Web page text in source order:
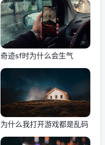
奇迹sf时为什么会生气
为什么我打开游戏都是乱码